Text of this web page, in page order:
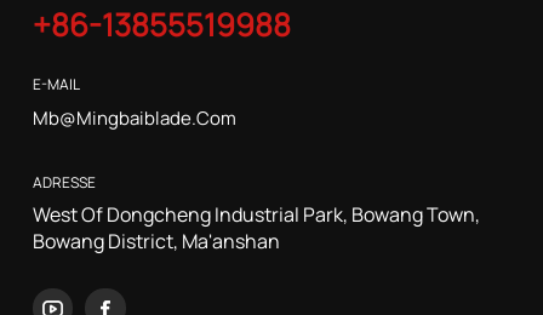
+86-13855519988
E-MAIL
Mb@mingbaiblade.com
ADRESSE
West Of Dongcheng Industrial Park, Bowang Town,
Bowang District, Ma'anshan